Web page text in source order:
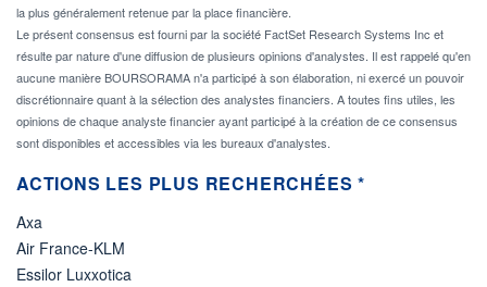
la plus généralement retenue par la place financière.
Le présent consensus est fourni par la société FactSet Research Systems Inc et
résulte par nature d'une diffusion de plusieurs opinions d'analystes. Il est rappelé qu'en
aucune manière BOURSORAMA n'a participé à son élaboration, ni exercé un pouvoir
discrétionnaire quant à la sélection des analystes financiers. A toutes fins utiles, les
opinions de chaque analyste financier ayant participé à la création de ce consensus
sont disponibles et accessibles via les bureaux d'analystes.
ACTIONS LES PLUS RECHERCHÉES *
Axa
Air France-KLM
Essilor Luxxotica